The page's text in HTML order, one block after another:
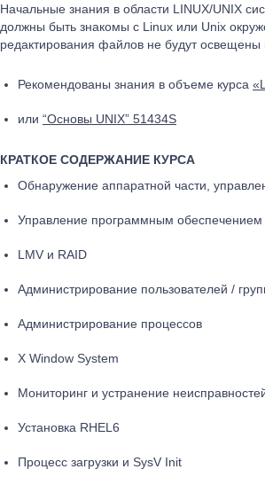
Начальные знания в области LINUX/UNIX
должны быть знакомы с Linux или Unix
редактирования файлов не будут освещены
Рекомендованы знания в объеме курса
или “Основы UNIX” 51434S
КРАТКОЕ СОДЕРЖАНИЕ КУРСА
Обнаружение аппаратной части,
Управление программным обеспечением
LMV и RAID
Администрирование пользователей /
Администрирование процессов
X Window System
Мониторинг и устранение
Установка RHEL6
Процесс загрузки и SysV Init